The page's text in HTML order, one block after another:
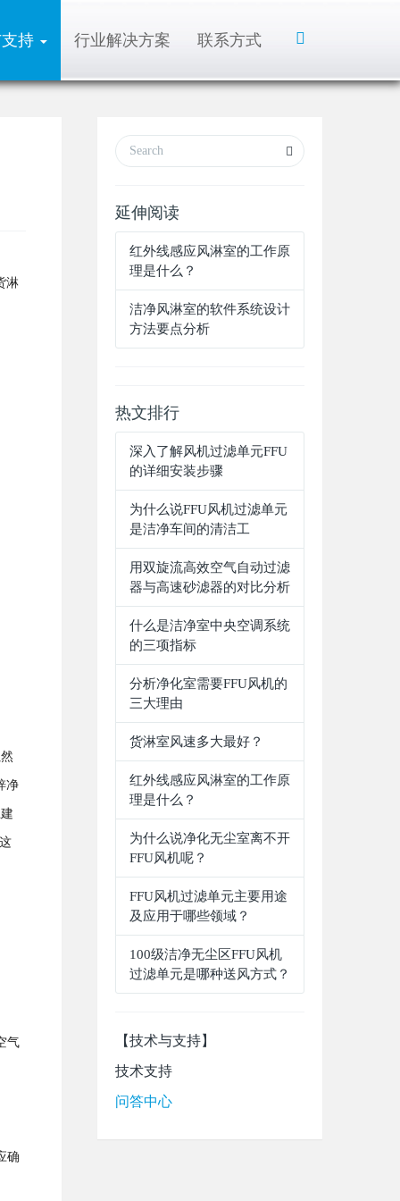
Toggle
Search
持 行业解决方案 联系方式
淋
净
气
确
延伸阅读
红外线感应风淋室的工作原
理是什么？
洁净风淋室的软件系统设计
方法要点分析
热文排行
深入了解风机过滤单元FFU
的详细安装步骤
为什么说FFU风机过滤单元
是洁净车间的清洁工
用双旋流高效空气自动过滤
器与高速砂滤器的对比分析
什么是洁净室中央空调系统
的三项指标
分析净化室需要FFU风机的
三大理由
货淋室风速多大最好？
红外线感应风淋室的工作原
理是什么？
为什么说净化无尘室离不开
FFU风机呢？
FFU风机过滤单元主要用途
及应用于哪些领域？
100级洁净无尘区FFU风机
过滤单元是哪种送风方式？
【技术与支持】
技术支持
问答中心